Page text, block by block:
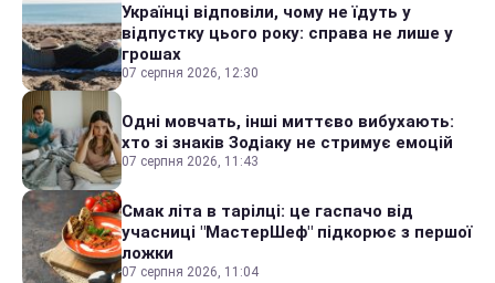
Українці відповіли, чому не їдуть у
відпустку цього року: справа не лише у
грошах
07 серпня 2026, 12:30
Одні мовчать, інші миттєво вибухають:
хто зі знаків Зодіаку не стримує емоцій
07 серпня 2026, 11:43
Смак літа в тарілці: це гаспачо від
учасниці "МастерШеф" підкорює з першої
ложки
07 серпня 2026, 11:04